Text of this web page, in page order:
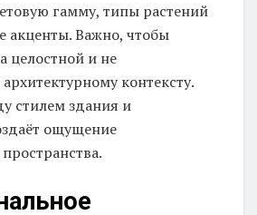
гамму, типы растений
акценты. Важно, чтобы
целостной и не
контексту.
стилем здания и
ощущение